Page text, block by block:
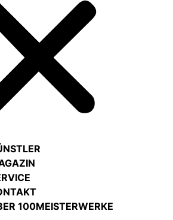
100MEISTERWERKE